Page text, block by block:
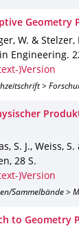
Geometry
W. & Stelzer,
Engineering.
)Version
>
S. J., Weiss,
, 28 S.
)Version
Sammelbände >
to Geometry